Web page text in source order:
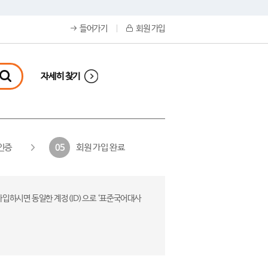
들어가기 회원 가입
자세히 찾기
증 05 회원 가입 완료
하시면 동일한 계정(ID)으로 ‘표준국어대사